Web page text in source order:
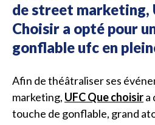
de street marketing,
Choisir a opté pour
gonflable ufc en
Afin de théâtraliser ses
marketing, UFC Que choisira
touche de gonflable, grand